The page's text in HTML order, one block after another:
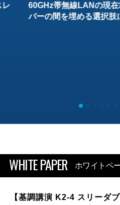
レ
60GHz帯無線LANの現
バーの間を埋める選択肢
WHITE PAPER ホワイトペ
【基調講演 K2-4 スリーダ